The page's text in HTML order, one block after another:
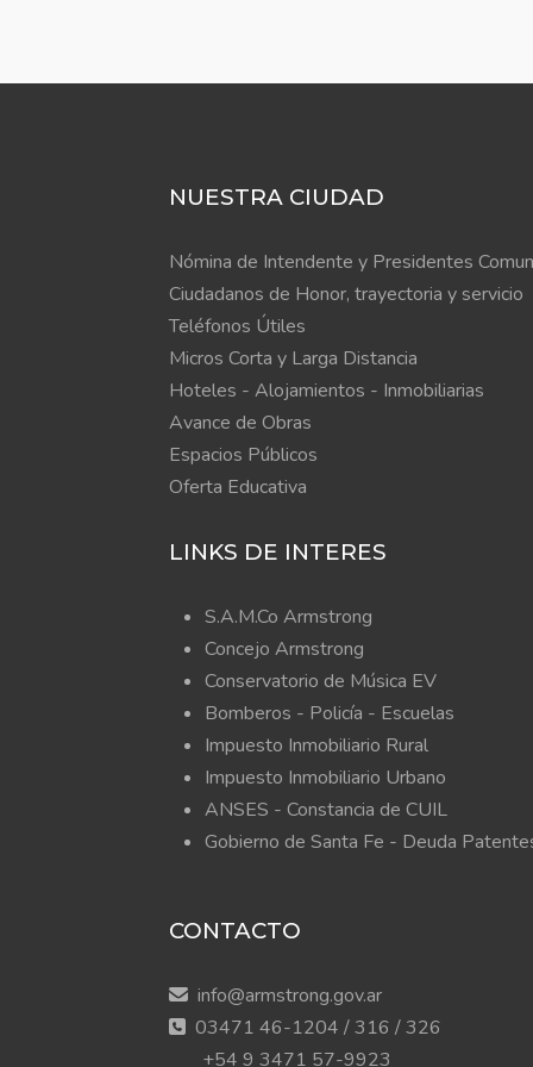
NUESTRA CIUDAD
Nómina de Intendente y Presidentes
Ciudadanos de Honor, trayectoria y servicio
Teléfonos Útiles
Micros Corta y Larga Distancia
Hoteles - Alojamientos - Inmobiliarias
Avance de Obras
Espacios Públicos
Oferta Educativa
LINKS DE INTERES
S.A.M.Co Armstrong
Concejo Armstrong
Conservatorio de Música EV
Bomberos - Policía - Escuelas
Impuesto Inmobiliario Rural
Impuesto Inmobiliario Urbano
ANSES - Constancia de CUIL
Gobierno de Santa Fe - Deuda
CONTACTO
info@armstrong.gov.ar
03471 46-1204 / 316 / 326
+54 9 3471 57-9923